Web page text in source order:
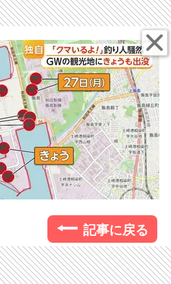
記事に戻る